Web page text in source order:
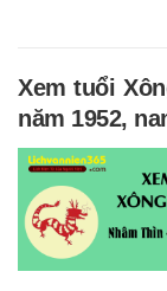
Xem tuổi
năm 1952,